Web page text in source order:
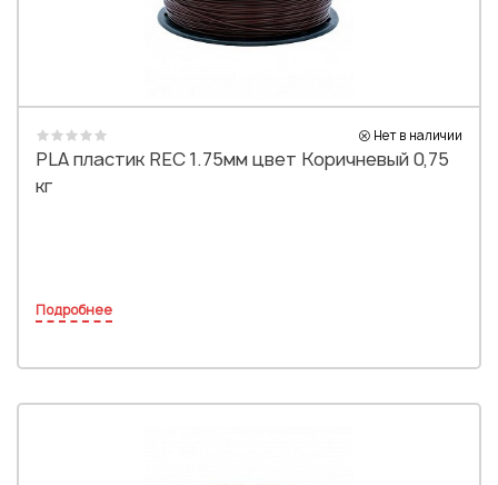
Нет в наличии
PLA пластик REC 1.75мм цвет Коричневый 0,75
кг
Подробнее